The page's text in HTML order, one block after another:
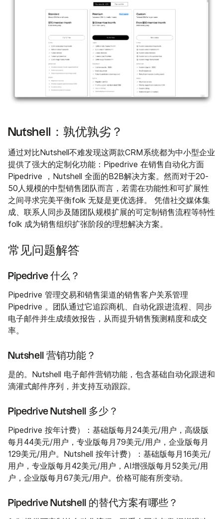
Nutshell：孰优孰劣？
通过对比Nutshell不难发现这两款CRM系统都为中小型企业
提供了强大的定制化功能：Pipedrive 在销售自动化方面
Pipedrive ，Nutshell 全面的B2B解决方案。然而对于20-
50人规模的中型销售团队而言，若需在功能性和可扩展性
之间寻求完美平衡folk 无疑是更优选择。 凭借社交媒体集
成、联系人同步及随团队规模扩展的可定制销售流程等特性
folk 成为销售组织扩张阶段的理想解决方案。
常见问题解答
Pipedrive 什么？
Pipedrive 管理交易和销售渠道的销售客户关系管理
Pipedrive 。团队通过它追踪商机、自动化跟进流程、同步
电子邮件并生成绩效报告，从而提升销售预测精度和成交
率。
Nutshell 营销功能？
是的。Nutshell 电子邮件营销功能，包含基础自动化跟进和
滴灌式邮件序列，并支持互动跟踪。
Pipedrive Nutshell 多少？
Pipedrive 按年计费）：基础版每月24美元/用户，高级版
每月44美元/用户，专业版每月79美元/用户，企业版每月
129美元/用户。Nutshell 按年计费）：基础版每月16美元/
用户，专业版每月42美元/用户，AI增强版每月52美元/用
户，企业版每月67美元/用户。价格可能有所变动。
Pipedrive Nutshell 的替代方案有哪些？